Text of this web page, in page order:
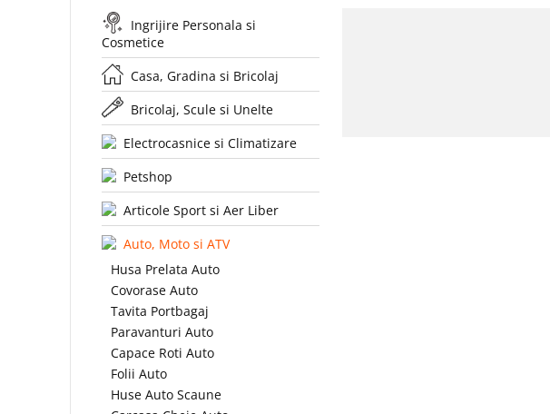
Ingrijire Personala si
Cosmetice
Casa, Gradina si Bricolaj
Bricolaj, Scule si Unelte
Electrocasnice si Climatizare
Petshop
Articole Sport si Aer Liber
Auto, Moto si ATV
Husa Prelata Auto
Covorase Auto
Tavita Portbagaj
Paravanturi Auto
Capace Roti Auto
Folii Auto
Huse Auto Scaune